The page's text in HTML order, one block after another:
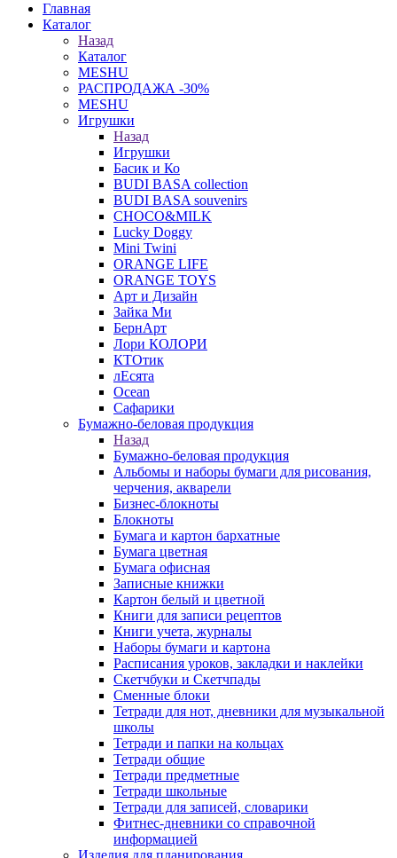
Главная
Каталог
Назад
Каталог
MESHU
РАСПРОДАЖА -30%
MESHU
Игрушки
Назад
Игрушки
Басик и Ко
BUDI BASA collection
BUDI BASA souvenirs
CHOCO&MILK
Lucky Doggy
Mini Twini
ORANGE LIFE
ORANGE TOYS
Арт и Дизайн
Зайка Ми
БернАрт
Лори КОЛОРИ
КТОтик
лЕсята
Ocean
Сафарики
Бумажно-беловая продукция
Назад
Бумажно-беловая продукция
Альбомы и наборы бумаги для рисования,
черчения, акварели
Бизнес-блокноты
Блокноты
Бумага и картон бархатные
Бумага цветная
Бумага офисная
Записные книжки
Картон белый и цветной
Книги для записи рецептов
Книги учета, журналы
Наборы бумаги и картона
Расписания уроков, закладки и наклейки
Скетчбуки и Скетчпады
Сменные блоки
Тетради для нот, дневники для музыкальной
школы
Тетради и папки на кольцах
Тетради общие
Тетради предметные
Тетради школьные
Тетради для записей, словарики
Фитнес-дневники со справочной
информацией
Изделия для планирования